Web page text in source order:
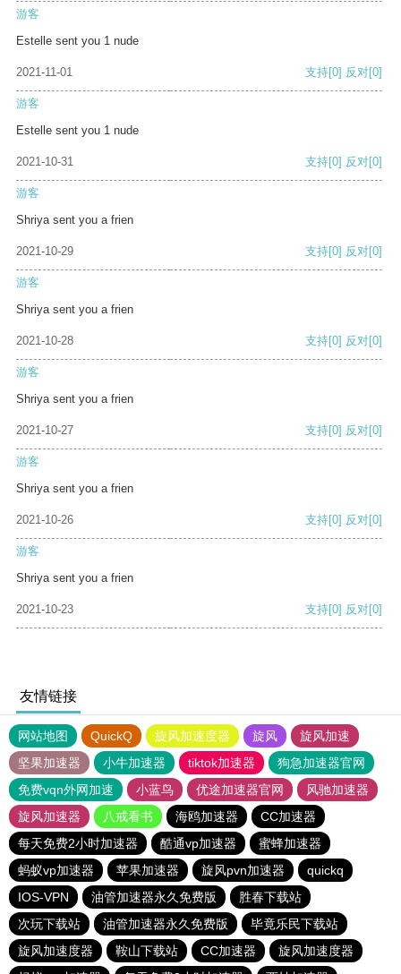
游客
Estelle sent you 1 nude
2021-11-01 支持[0] 反对[0]
游客
Estelle sent you 1 nude
2021-10-31 支持[0] 反对[0]
游客
Shriya sent you a frien
2021-10-29 支持[0] 反对[0]
游客
Shriya sent you a frien
2021-10-28 支持[0] 反对[0]
游客
Shriya sent you a frien
2021-10-27 支持[0] 反对[0]
游客
Shriya sent you a frien
2021-10-26 支持[0] 反对[0]
游客
Shriya sent you a frien
2021-10-23 支持[0] 反对[0]
友情链接
网站地图 QuickQ 旋风加速度器 旋风
旋风加速
坚果加速器
小牛加速器 tiktok加速器
狗急加速器官网
免费vqn外网加速
小蓝鸟 优途加速器官网
风驰加速器
旋风加速器
八戒看书 海鸥加速器
CC加速器
每天免费2小时加速器
酷通vp加速器
蜜蜂加速器
蚂蚁vp加速器
苹果加速器 旋风pvn加速器
quickq
IOS-VPN
油管加速器永久免费版
胜春下载站
次玩下载站
油管加速器永久免费版
毕竟乐民下载站
旋风加速度器
鞍山下载站 CC加速器
旋风加速度器